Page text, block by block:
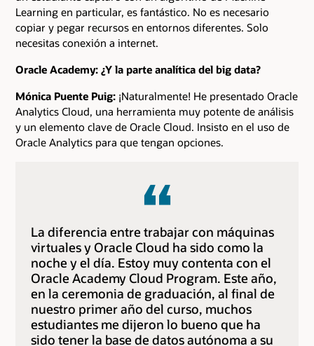
Learning en particular, es fantástico. No es necesario
copiar y pegar recursos en entornos diferentes. Solo
necesitas conexión a internet.
Oracle Academy: ¿Y la parte analítica del big data?
Mónica Puente Puig: ¡Naturalmente! He presentado Oracle
Analytics Cloud, una herramienta muy potente de análisis
y un elemento clave de Oracle Cloud. Insisto en el uso de
Oracle Analytics para que tengan opciones.
La diferencia entre trabajar con máquinas
virtuales y Oracle Cloud ha sido como la
noche y el día. Estoy muy contenta con el
Oracle Academy Cloud Program. Este año,
en la ceremonia de graduación, al final de
nuestro primer año del curso, muchos
estudiantes me dijeron lo bueno que ha
sido tener la base de datos autónoma a su